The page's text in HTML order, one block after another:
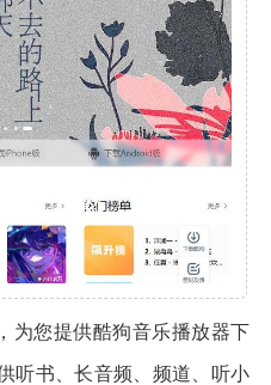
为您提供酷狗音乐播放器下
听书、长音频、频道、听小